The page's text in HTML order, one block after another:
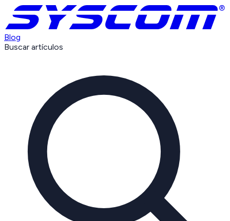
Blog
Buscar artículos